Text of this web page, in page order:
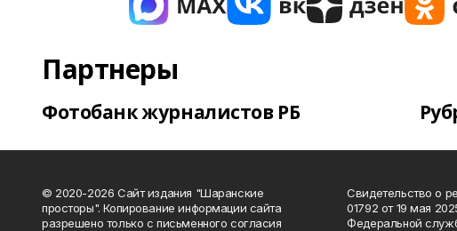
Партнеры
Фотобанк журналистов РБ
© 2020-2026 Сайт издания "Шаранские
просторы". Копирование информации сайта
разрешено только с письменного согласия
Свидетельство о
01792 от 19 мая
Федеральной